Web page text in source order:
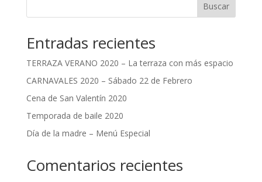
Entradas recientes
TERRAZA VERANO 2020 – La terraza con más espacio
CARNAVALES 2020 – Sábado 22 de Febrero
Cena de San Valentín 2020
Temporada de baile 2020
Día de la madre – Menú Especial
Comentarios recientes